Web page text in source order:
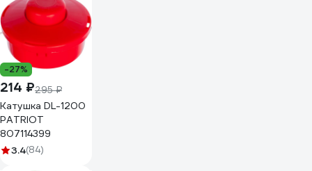
-27%
214 ₽295 ₽
Катушка DL-1200
PATRIOT
807114399
3.4(84)